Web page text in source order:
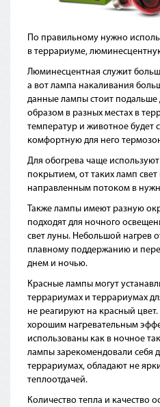
По правильному нужно
в террариуме,
Люминесцентная служит
а вот лампа накаливания
данные лампы стоит подальше
образом в разных местах в
температур и животное будет
комфортную для него
Для обогрева чаще
покрытием, от таких ламп свет
направленным потоком в
Также лампы имеют разную
подходят для ночного
свет луны. Небольшой нагрев
плавному поддержанию и
днем и ночью.
Красные лампы могут
террариумах и террариумах
не реагируют на красный
хорошим нагревательным
использованы как в ночное
лампы зарекомендовали себя
террариумах, обладают не
теплоотдачей.
Количество тепла и качество